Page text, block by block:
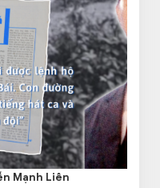
Mạnh Liên